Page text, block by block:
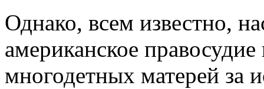
Однако, всем известно,
американское
многодетных матерей за